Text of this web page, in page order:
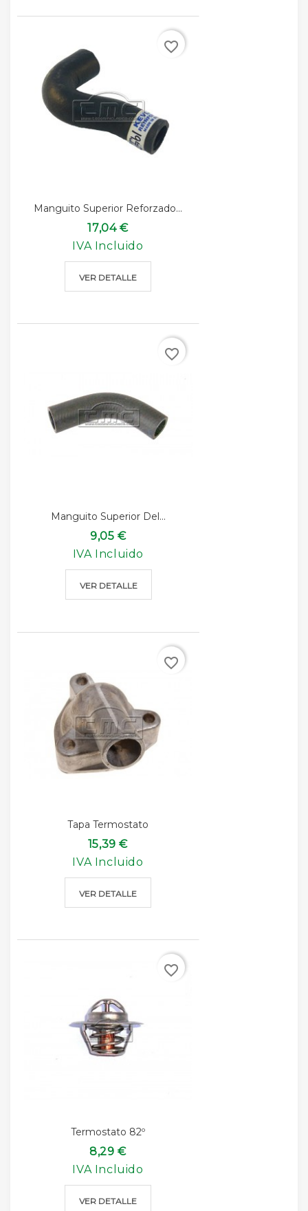
Manguito Superior Reforzado...
17,04 €
IVA Incluido
VER DETALLE
favorite_border
Manguito Superior Del...
9,05 €
IVA Incluido
VER DETALLE
favorite_border
Tapa Termostato
15,39 €
IVA Incluido
VER DETALLE
favorite_border
Termostato 82º
8,29 €
IVA Incluido
VER DETALLE
favorite_border